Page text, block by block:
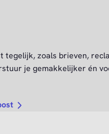
tegelijk, zoals brieven,
je gemakkelijker én